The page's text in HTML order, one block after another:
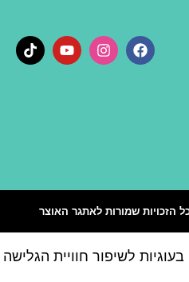
הזכויות שמורות לאתגר האוצר
לשיפור חוויית